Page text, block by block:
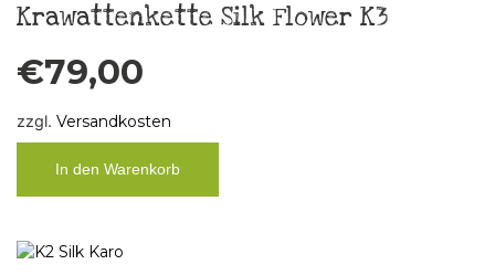
Krawattenkette Silk Flower K3
€79,00
zzgl. Versandkosten
In den Warenkorb